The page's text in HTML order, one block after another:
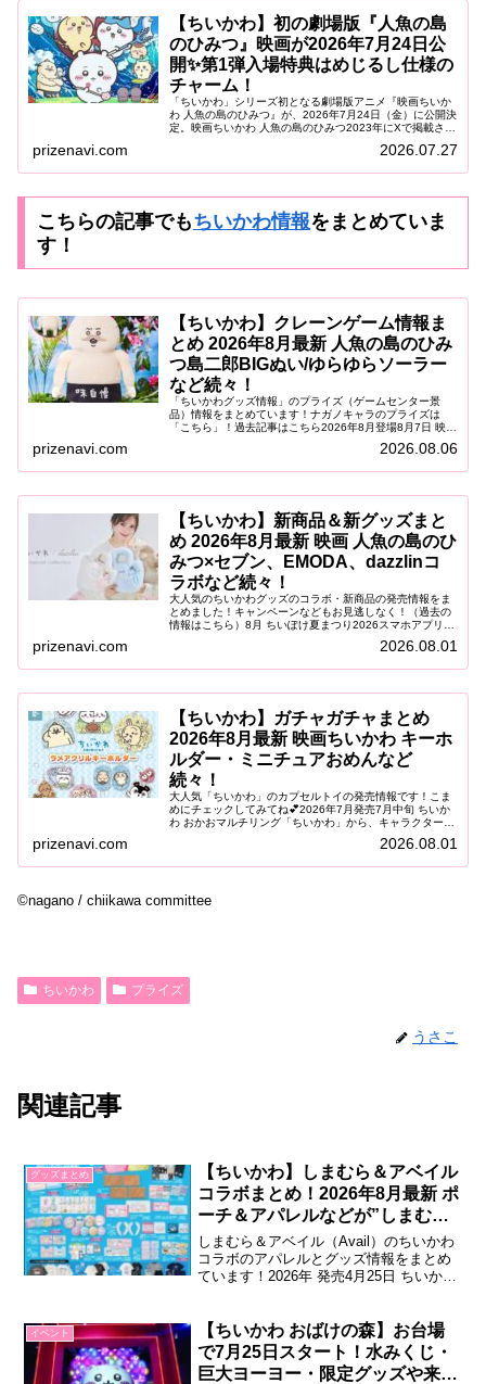
【ちいかわ】初の劇場版『人魚の島
のひみつ』映画が2026年7月24日公
開✨第1弾入場特典はめじるし仕様の
チャーム！
「ちいかわ」シリーズ初となる劇場版アニメ『映画ちいか
わ 人魚の島のひみつ』が、2026年7月24日（金）に公開決
定。映画ちいかわ 人魚の島のひみつ2023年にXで掲載され
prizenavi.com 2026.07.27
こちらの記事でもちいかわ情報をまとめていま
す！
【ちいかわ】クレーンゲーム情報ま
とめ 2026年8月最新 人魚の島のひみ
つ島二郎BIGぬい/ゆらゆらソーラー
など続々！
「ちいかわグッズ情報」のプライズ（ゲームセンター景
品）情報をまとめています！ナガノキャラのプライズは
「こちら」！過去記事はこちら2026年8月登場8月7日 映画
prizenavi.com 2026.08.06
【ちいかわ】新商品＆新グッズまと
め 2026年8月最新 映画 人魚の島のひ
みつ×セブン、EMODA、dazzlinコ
ラボなど続々！
大人気のちいかわグッズのコラボ・新商品の発売情報をま
とめました！キャンペーンなどもお見逃しなく！（過去の
情報はこちら）8月 ちいぽけ夏まつり2026スマホアプリ
prizenavi.com 2026.08.01
【ちいかわ】ガチャガチャまとめ
2026年8月最新 映画ちいかわ キーホ
ルダー・ミニチュアおめんなど
続々！
大人気「ちいかわ」のカプセルトイの発売情報です！こま
めにチェックしてみてね💕2026年7月発売7月中旬 ちいか
わ おかおマルチリング「ちいかわ」から、キャラクターの
prizenavi.com 2026.08.01
©nagano / chiikawa committee
ちいかわ プライズ
うさこ
関連記事
グッズまとめ
【ちいかわ】しまむら＆アベイル
コラボまとめ！2026年8月最新 ポ
ーチ＆アパレルなどが”しまむ
ら”で発売！
しまむら＆アベイル（Avail）のちいかわ
コラボのアパレルとグッズ情報をまとめ
ています！2026年 発売4月25日 ちいかわ
アパレルや雑貨、インテリア小物など幅
広いアイテムが揃い、日常使いしやすい
デザインが中心のラインナップと...
イベント
【ちいかわ おばけの森】お台場
で7月25日スタート！水みくじ・
巨大ヨーヨー・限定グッズや来場